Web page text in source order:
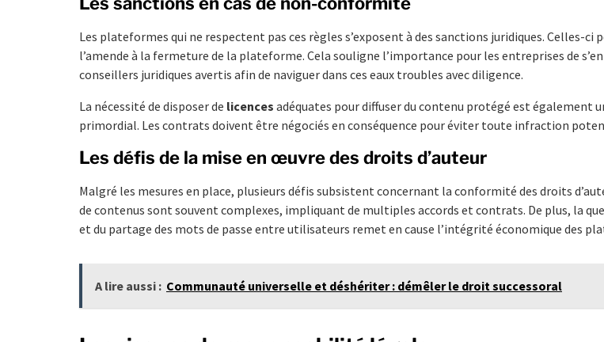
Les plateformes qui ne respectent pas ces règles s’exposent à des sanctions juridiques. Celles-ci
l’amende à la fermeture de la plateforme. Cela souligne l’importance pour les entreprises de
conseillers juridiques avertis afin de naviguer dans ces eaux troubles avec diligence.
La nécessité de disposer de licences adéquates pour diffuser du contenu protégé est également
primordial. Les contrats doivent être négociés en conséquence pour éviter toute infraction
Les défis de la mise en œuvre des droits d’auteur
Malgré les mesures en place, plusieurs défis subsistent concernant la conformité des droits
de contenus sont souvent complexes, impliquant de multiples accords et contrats. De plus, la
et du partage des mots de passe entre utilisateurs remet en cause l’intégrité économique des
A lire aussi : Communauté universelle et déshériter : démêler le droit successoral